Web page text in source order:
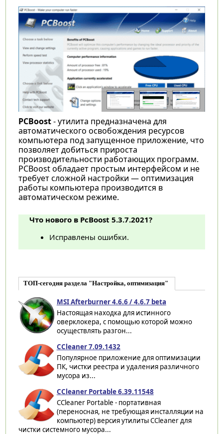
PCBoost- утилита предназначена для
автоматического освобождения ресурсов
компьютера под запущенное приложение, что
позволяет добиться прироста
производительности работающих программ.
PCBoost обладает простым интерфейсом и не
требует сложной настройки — оптимизация
работы компьютера производится в
автоматическом режиме.
Что нового в PcBoost 5.3.7.2021?
Исправлены ошибки.
ТОП-сегодня раздела "Настройка, оптимизация"
MSI Afterburner 4.6.6 / 4.6.7 beta
Настоящая находка для истинного
оверклокера, с помощью которой можно
осуществлять разгон...
CCleaner 7.09.1432
Популярное приложение для оптимизации
ПК, чистки реестра и удаления различного
мусора из...
CCleaner Portable 6.39.11548
CCleaner Portable - портативная
(переносная, не требующая инсталляции на
компьютер) версия утилиты CCleaner для
чистки системного мусора...